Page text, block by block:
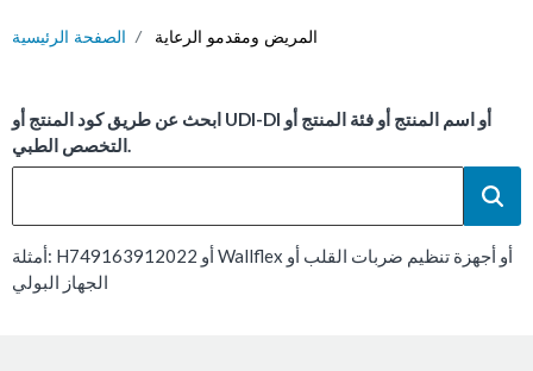
الصفحة الرئيسية المريض ومقدمو الرعاية
ابحث عن طريق كود المنتج أو UDI-DI أو اسم المنتج أو فئة المنتج أو
التخصص الطبي.
أمثلة: H749163912022 أو Wallflex أو أجهزة تنظيم ضربات القلب أو
الجهاز البولي